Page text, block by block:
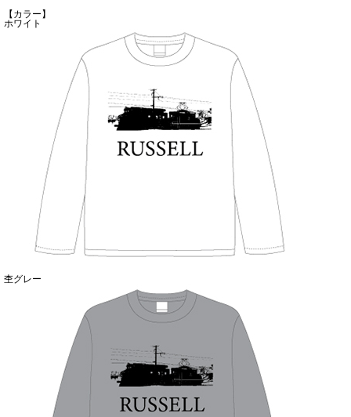
【カラー】
ホワイト
杢グレー